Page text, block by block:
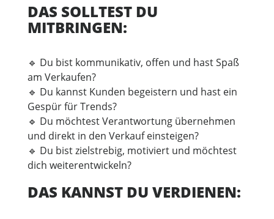
DAS SOLLTEST DU
MITBRINGEN:
🔹 Du bist kommunikativ, offen und hast Spaß
am Verkaufen?
🔹 Du kannst Kunden begeistern und hast ein
Gespür für Trends?
🔹 Du möchtest Verantwortung übernehmen
und direkt in den Verkauf einsteigen?
🔹 Du bist zielstrebig, motiviert und möchtest
dich weiterentwickeln?
DAS KANNST DU VERDIENEN: